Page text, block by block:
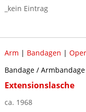
_kein Eintrag
Arm | Bandagen |
Bandage / Armbandage
Extensionslasche
ca. 1968